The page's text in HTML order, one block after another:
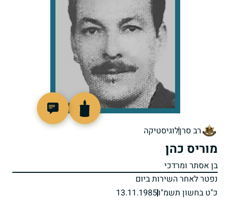
רב סרןלוגיסטיקה
מוריס כהן
בן אסתר ומרדכי
נפטר לאחר השירות ביום
כ"ט בחשון תשמ"ו13.11.1985